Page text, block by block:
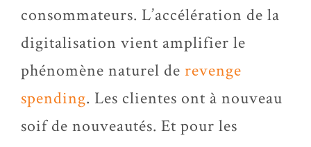
consommateurs. L’accélération de la
digitalisation vient amplifier le
phénomène naturel de revenge
spending. Les clientes ont à nouveau
soif de nouveautés. Et pour les